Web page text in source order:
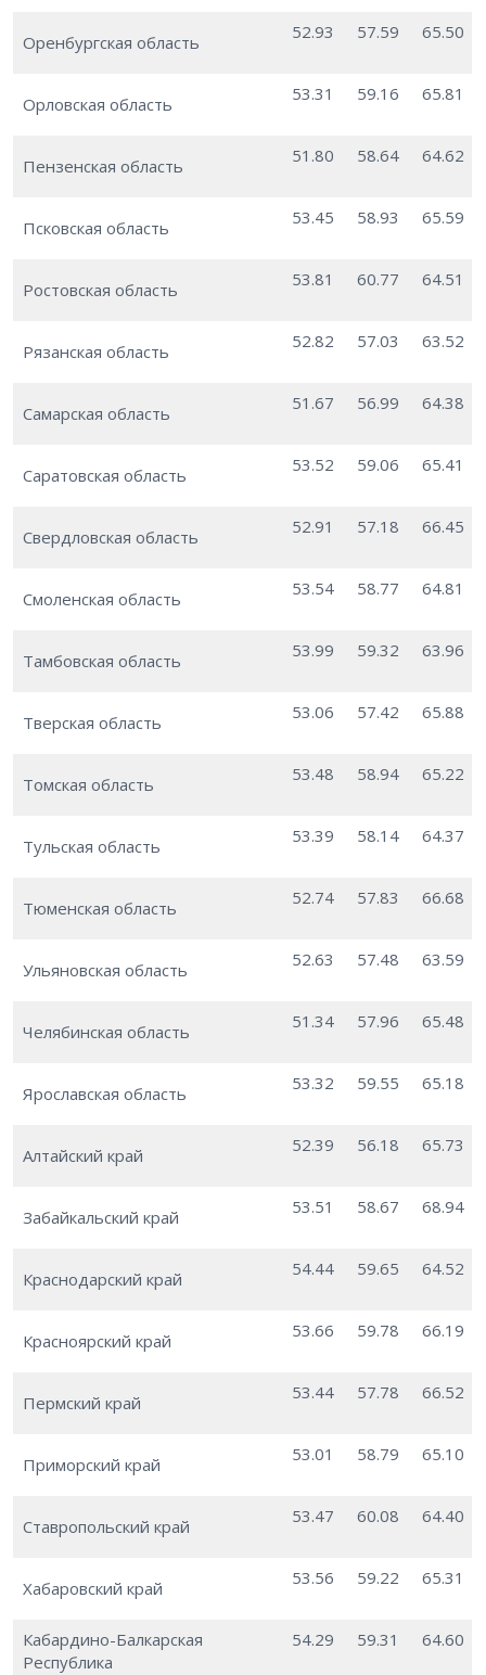
Оренбургская область 52.93 57.59 65.50
Орловская область 53.31 59.16 65.81
Пензенская область 51.80 58.64 64.62
Псковская область 53.45 58.93 65.59
Ростовская область 53.81 60.77 64.51
Рязанская область 52.82 57.03 63.52
Самарская область 51.67 56.99 64.38
Саратовская область 53.52 59.06 65.41
Свердловская область 52.91 57.18 66.45
Смоленская область 53.54 58.77 64.81
Тамбовская область 53.99 59.32 63.96
Тверская область 53.06 57.42 65.88
Томская область 53.48 58.94 65.22
Тульская область 53.39 58.14 64.37
Тюменская область 52.74 57.83 66.68
Ульяновская область 52.63 57.48 63.59
Челябинская область 51.34 57.96 65.48
Ярославская область 53.32 59.55 65.18
Алтайский край 52.39 56.18 65.73
Забайкальский край 53.51 58.67 68.94
Краснодарский край 54.44 59.65 64.52
Красноярский край 53.66 59.78 66.19
Пермский край 53.44 57.78 66.52
Приморский край 53.01 58.79 65.10
Ставропольский край 53.47 60.08 64.40
Хабаровский край 53.56 59.22 65.31
Кабардино-Балкарская
Республика
54.29 59.31 64.60